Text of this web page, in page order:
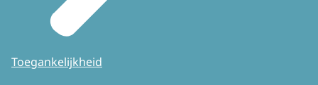
Toegankelijkheid